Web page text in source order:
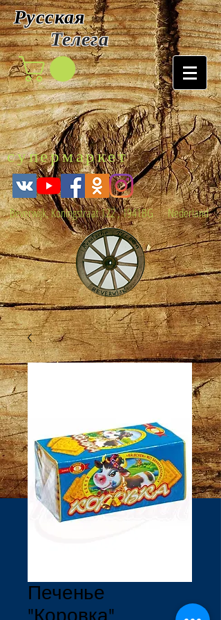
Русская
Телега
супермаркет
Beverwijk, Koningstraat 122 , 1941BG Nederland
Печенье